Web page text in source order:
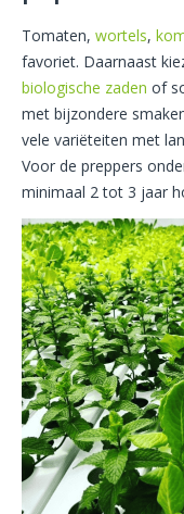
Tomaten, wortels,
favoriet. Daarnaast
biologische zaden of
met bijzondere
vele variëteiten met
Voor de preppers
minimaal 2 tot 3 jaar